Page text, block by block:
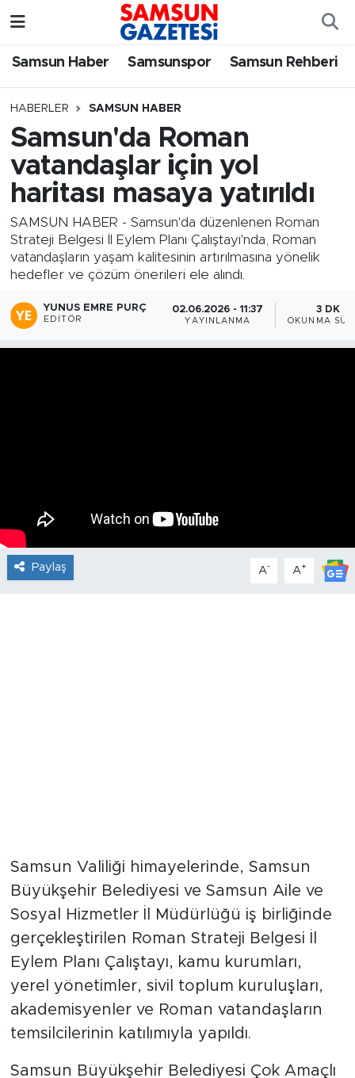
Samsun Haber Samsunspor Samsun Rehberi
HABERLER SAMSUN HABER
Samsun'da Roman
vatandaşlar için yol
haritası masaya yatırıldı
SAMSUN HABER - Samsun'da düzenlenen Roman
Strateji Belgesi İl Eylem Planı Çalıştayı'nda, Roman
vatandaşların yaşam kalitesinin artırılmasına yönelik
hedefler ve çözüm önerileri ele alındı.
YUNUS EMRE PURÇ
EDITÖR
02.06.2026 - 11:37
YAYINLANMA
3 DK
OKUNMA
Paylaş A- A+
Samsun Valiliği himayelerinde, Samsun
Büyükşehir Belediyesi ve Samsun Aile ve
Sosyal Hizmetler İl Müdürlüğü iş birliğinde
gerçekleştirilen Roman Strateji Belgesi İl
Eylem Planı Çalıştayı, kamu kurumları,
yerel yönetimler, sivil toplum kuruluşları,
akademisyenler ve Roman vatandaşların
temsilcilerinin katılımıyla yapıldı.
Samsun Büyükşehir Belediyesi Çok Amaçlı
Samsun Haber
Samsun Rehberi
Resmi İlanlar
Samsun Nöbetçi Eczaneler
SAMSUN Namaz Vakitleri
Samsun Trafik Yoğunluk Haritası
Süper Lig Puan Durumu ve Fikstür
Tüm Manşetler
Son Dakika Haberleri